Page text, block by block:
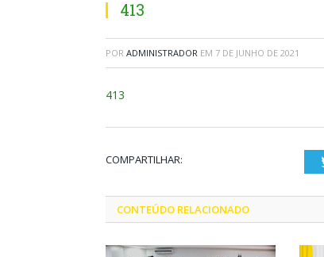
413
POR ADMINISTRADOR EM 7 DE JUNHO DE 2021
413
COMPARTILHAR:
CONTEÚDO RELACIONADO